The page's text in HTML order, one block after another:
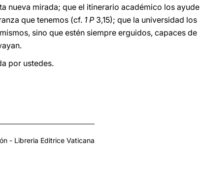
nueva mirada; que el itinerario académico los ayude
que tenemos (cf. 1 P 3,15); que la universidad los
sino que estén siempre erguidos, capaces de
por ustedes.
- Libreria Editrice Vaticana